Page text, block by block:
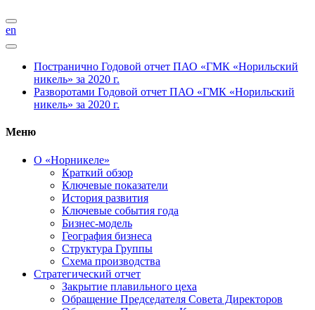
en
Постранично Годовой отчет ПАО «ГМК «Норильский
никель» за 2020 г.
Разворотами Годовой отчет ПАО «ГМК «Норильский
никель» за 2020 г.
Меню
О «Норникеле»
Краткий обзор
Ключевые показатели
История развития
Ключевые события года
Бизнес-модель
География бизнеса
Структура Группы
Схема производства
Стратегический отчет
Закрытие плавильного цеха
Обращение Председателя Совета Директоров